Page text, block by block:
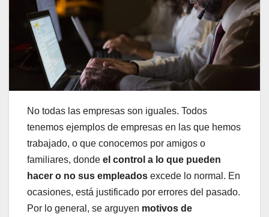
No todas las empresas son iguales. Todos
tenemos ejemplos de empresas en las que hemos
trabajado, o que conocemos por amigos o
familiares, donde el control a lo que pueden
hacer o no sus empleados excede lo normal. En
ocasiones, está justificado por errores del pasado.
Por lo general, se arguyen motivos de